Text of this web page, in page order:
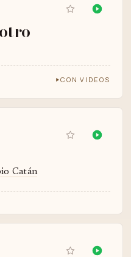
CON VIDEOS
Catán